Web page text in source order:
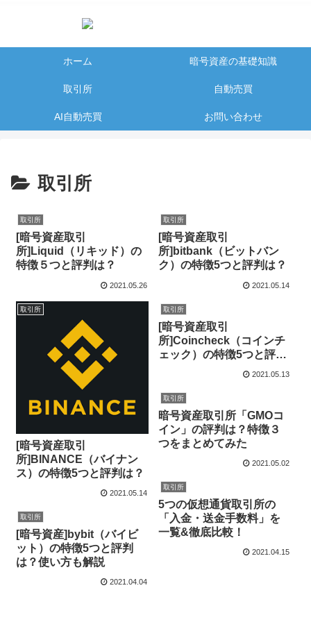
ホーム 暗号資産の基礎知識
取引所 自動売買
AI自動売買 お問い合わせ
取引所
取引所
[暗号資産取引
所]Liquid（リキッド）の
特徴５つと評判は？
2021.05.26
取引所
[暗号資産取引
所]bitbank（ビットバン
ク）の特徴5つと評判は？
2021.05.14
取引所
[暗号資産取引
所]BINANCE（バイナン
ス）の特徴5つと評判は？
2021.05.14
取引所
[暗号資産取引
所]Coincheck（コインチ
ェック）の特徴5つと評判
2021.05.13
取引所
暗号資産取引所「GMOコ
イン」の評判は？特徴３
つをまとめてみた
2021.05.02
取引所
5つの仮想通貨取引所の
「入金・送金手数料」を
一覧&徹底比較！
2021.04.15
取引所
[暗号資産]bybit（バイビ
ット）の特徴5つと評判
は？使い方も解説
2021.04.04